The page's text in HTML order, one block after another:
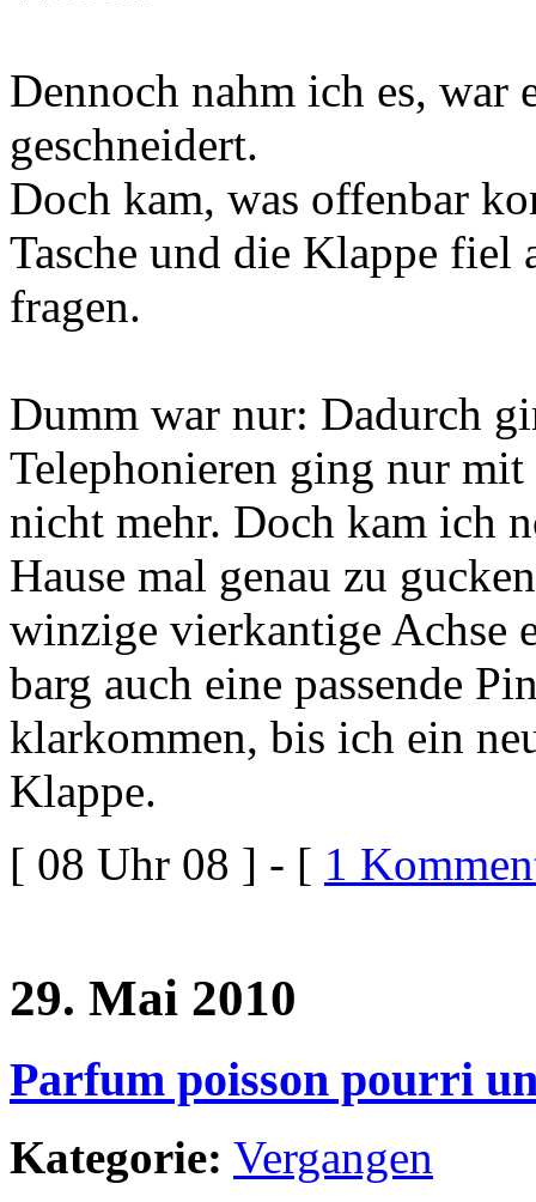
Dennoch nahm ich es,
geschneidert.
Doch kam, was offenbar
Tasche und die Klappe fiel
fragen.
Dumm war nur: Dadurch
Telephonieren ging nur
nicht mehr. Doch kam ich
Hause mal genau zu
winzige vierkantige Achse
barg auch eine passende
klarkommen, bis ich ein
Klappe.
[ 08 Uhr 08 ] - [ 1
29. Mai 2010
Parfum poisson pourri
Kategorie: Vergangen